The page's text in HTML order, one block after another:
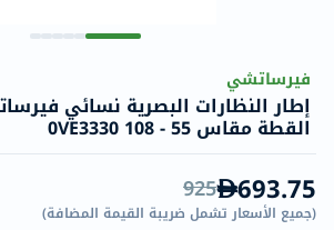
فيرساتشي
إطار النظارات البصرية نسائي
القطة مقاس 55 - 108 0VE3330
693.75
925
(جميع الأسعار تشمل ضريبة القيمة المضافة)